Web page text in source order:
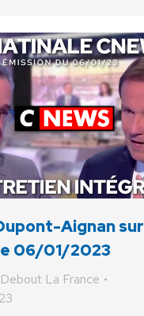
Aignan sur
06/01/2023
Debout La France